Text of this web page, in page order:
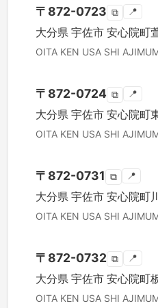
〒 872-0723 ⧉ 📍
大分県 宇佐市 安心院町
OITA KEN USA SHI
〒 872-0724 ⧉ 📍
大分県 宇佐市 安心院町
OITA KEN USA SHI
〒 872-0731 ⧉ 📍
大分県 宇佐市 安心院町
OITA KEN USA SHI
〒 872-0732 ⧉ 📍
大分県 宇佐市 安心院町
OITA KEN USA SHI